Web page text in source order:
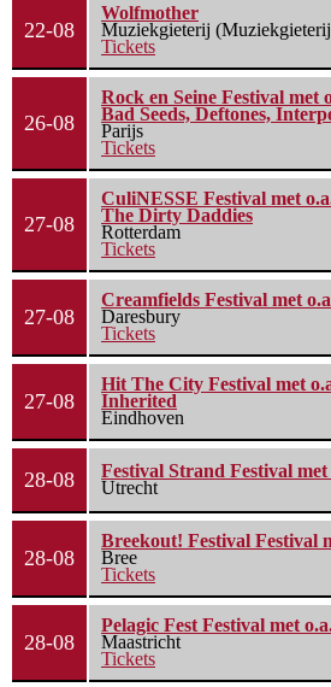
22-08
Wolfmother
Muziekgieterij
Tickets
26-08
Rock en Seine Festival met
Bad Seeds, Deftones,
Parijs
Tickets
27-08
CuliNESSE Festival met
The Dirty Daddies
Rotterdam
Tickets
27-08
Creamfields Festival met
Daresbury
Tickets
27-08
Hit The City Festival met
Inherited
Eindhoven
28-08
Festival Strand Festival
Utrecht
28-08
Breekout! Festival Festival
Bree
Tickets
28-08
Pelagic Fest Festival met
Maastricht
Tickets